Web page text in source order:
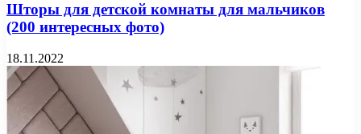
Шторы для детской комнаты для мальчиков
(200 интересных фото)
18.11.2022